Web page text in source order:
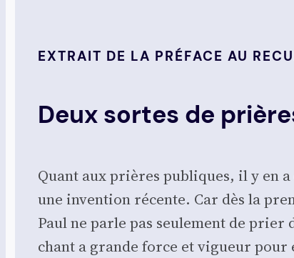
EXTRAIT DE LA PRÉFACE AU
Deux sortes de
Quant aux prières publiques, il y en a
une inven­tion récente. Car dès la
Paul ne parle pas seule­ment de prier
chant a grande force et vigueur